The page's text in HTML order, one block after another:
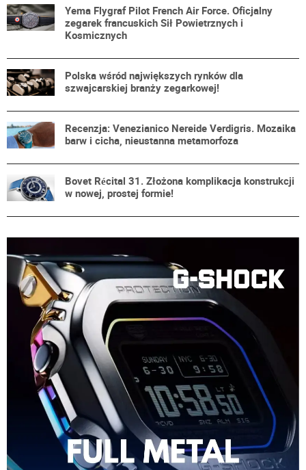
Yema Flygraf Pilot French Air Force. Oficjalny
zegarek francuskich Sił Powietrznych i
Kosmicznych
Polska wśród największych rynków dla
szwajcarskiej branży zegarkowej!
Recenzja: Venezianico Nereide Verdigris. Mozaika
barw i cicha, nieustanna metamorfoza
Bovet Récital 31. Złożona komplikacja konstrukcji
w nowej, prostej formie!